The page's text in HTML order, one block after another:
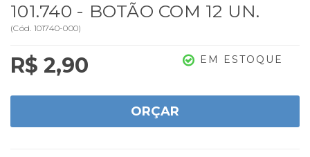
101.740 - BOTÃO COM 12 UN.
(Cód. 101740-000)
R$ 2,90 EM ESTOQUE
ORÇAR